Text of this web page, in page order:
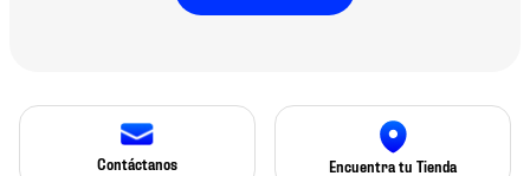
Contáctanos Encuentra tu Tienda